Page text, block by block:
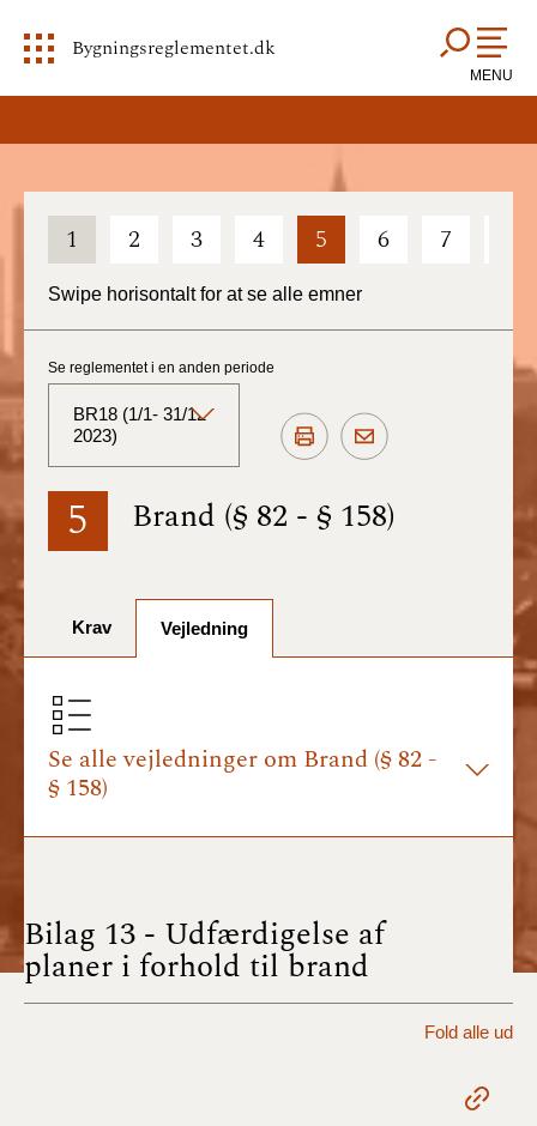
Bygningsreglementet.dk
MENU
1 2 3 4 5 6 7
Swipe horisontalt for at se alle emner
5 Brand (§ 82 - § 158)
Se reglementet i en anden periode
BR18 (1/1- 31/12
2023)
BR18 (Aktuelt)
BR18 (1/1-30/6
BR18 (1/7- 31/12
2024)
2024)
BR18 (17/9 - 31/12
2022)
Krav Vejledning
Se alle vejledninger om Brand (§ 82 -
§ 158)
Bilag 13 - Udfærdigelse af
planer i forhold til brand
Fold alle ud